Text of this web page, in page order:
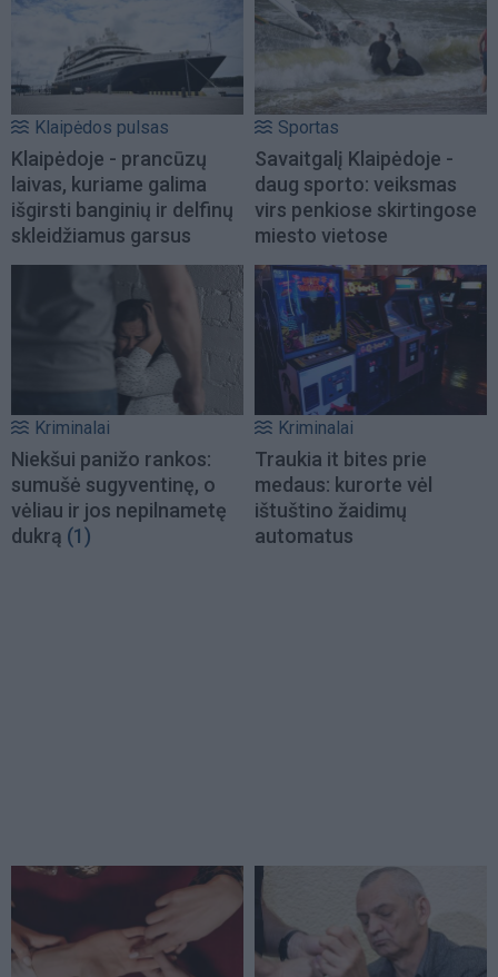
Klaipėdos pulsas
Klaipėdoje - prancūzų
laivas, kuriame galima
išgirsti banginių ir delfinų
skleidžiamus garsus
Sportas
Savaitgalį Klaipėdoje -
daug sporto: veiksmas
virs penkiose skirtingose
miesto vietose
Kriminalai
Niekšui panižo rankos:
sumušė sugyventinę, o
vėliau ir jos nepilnametę
dukrą (1)
Kriminalai
Traukia it bites prie
medaus: kurorte vėl
ištuštino žaidimų
automatus